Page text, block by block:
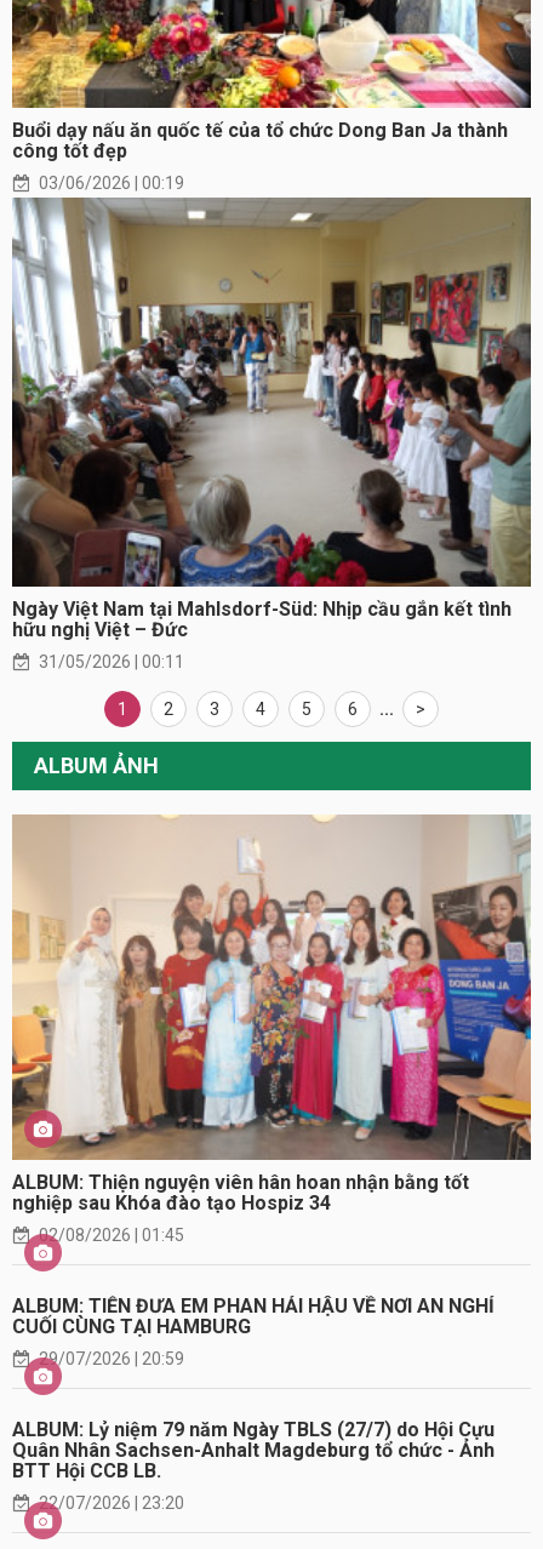
Buổi dạy nấu ăn quốc tế của tổ chức Dong Ban Ja thành
công tốt đẹp
03/06/2026 | 00:19
Ngày Việt Nam tại Mahlsdorf-Süd: Nhịp cầu gắn kết tình
hữu nghị Việt – Đức
31/05/2026 | 00:11
1 2 3 4 5 6 ... >
ALBUM ẢNH
ALBUM: Thiện nguyện viên hân hoan nhận bằng tốt
nghiệp sau Khóa đào tạo Hospiz 34
02/08/2026 | 01:45
ALBUM: TIỄN ĐƯA EM PHAN HẢI HẬU VỀ NƠI AN NGHỈ
CUỐI CÙNG TẠI HAMBURG
29/07/2026 | 20:59
ALBUM: Lỷ niệm 79 năm Ngày TBLS (27/7) do Hội Cựu
Quân Nhân Sachsen-Anhalt Magdeburg tổ chức - Ảnh
BTT Hội CCB LB.
22/07/2026 | 23:20